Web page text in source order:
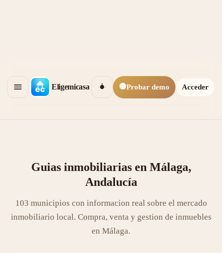
Eligemicasa 🟡Probar demo Acceder
Guias inmobiliarias en Málaga,
Andalucía
103 municipios con informacion real sobre el mercado
inmobiliario local. Compra, venta y gestion de inmuebles
en Málaga.